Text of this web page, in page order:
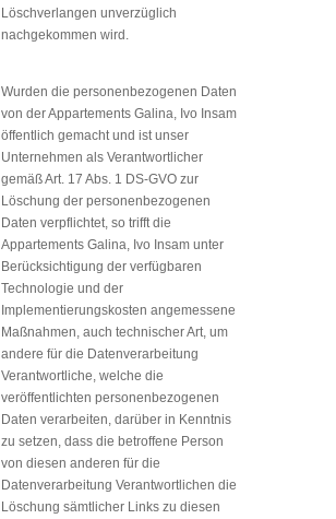
Löschverlangen unverzüglich
nachgekommen wird.
Wurden die personenbezogenen Daten
von der Appartements Galina, Ivo Insam
öffentlich gemacht und ist unser
Unternehmen als Verantwortlicher
gemäß Art. 17 Abs. 1 DS-GVO zur
Löschung der personenbezogenen
Daten verpflichtet, so trifft die
Appartements Galina, Ivo Insam unter
Berücksichtigung der verfügbaren
Technologie und der
Implementierungskosten angemessene
Maßnahmen, auch technischer Art, um
andere für die Datenverarbeitung
Verantwortliche, welche die
veröffentlichten personenbezogenen
Daten verarbeiten, darüber in Kenntnis
zu setzen, dass die betroffene Person
von diesen anderen für die
Datenverarbeitung Verantwortlichen die
Löschung sämtlicher Links zu diesen